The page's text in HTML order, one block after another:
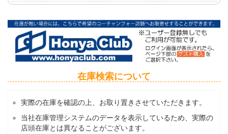
在庫検索について
実際の在庫を確認の上、お取り置きさせていただきます。
当社在庫管理システムのデータを表示しているため、実際の
店頭在庫とは異なることがございます。